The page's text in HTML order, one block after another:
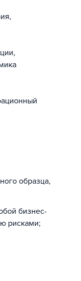
образца,
бизнес-
рисками;